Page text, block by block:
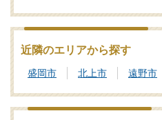
んをご案内いたしますので、あわ
をチェックするなど、しっかりと
うな葬儀会社を探しましょう。
近隣のエリアから探す
盛岡市 北上市 遠野市